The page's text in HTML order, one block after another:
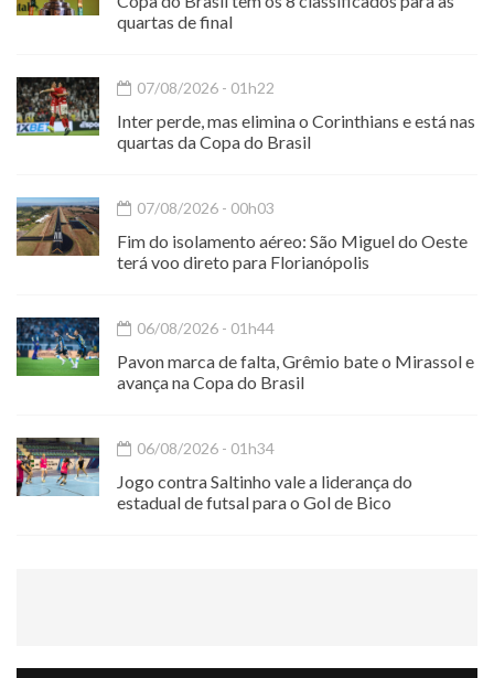
quartas de final
07/08/2026 - 01h22
Inter perde, mas elimina o Corinthians e está nas
quartas da Copa do Brasil
07/08/2026 - 00h03
Fim do isolamento aéreo: São Miguel do Oeste
terá voo direto para Florianópolis
06/08/2026 - 01h44
Pavon marca de falta, Grêmio bate o Mirassol e
avança na Copa do Brasil
06/08/2026 - 01h34
Jogo contra Saltinho vale a liderança do
estadual de futsal para o Gol de Bico